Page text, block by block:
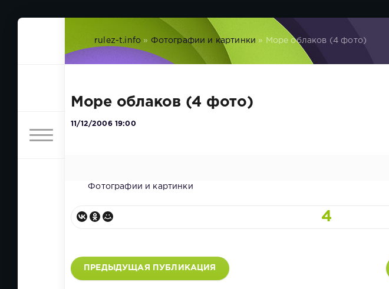
rulez-t.info » Фотографии и картинки » Море облаков (4 фото)
Море облаков (4 фото)
11/12/2006 19:00
Фотографии и картинки
4
ПРЕДЫДУЩАЯ ПУБЛИКАЦИЯ